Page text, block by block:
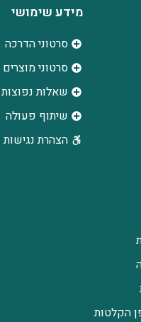
מידע שימושי
סרטוני הדרכה
סרטוני מוצרים
שאלות נפוצות
שיתוף פעולה
הצהרת נגישות
הקלטות